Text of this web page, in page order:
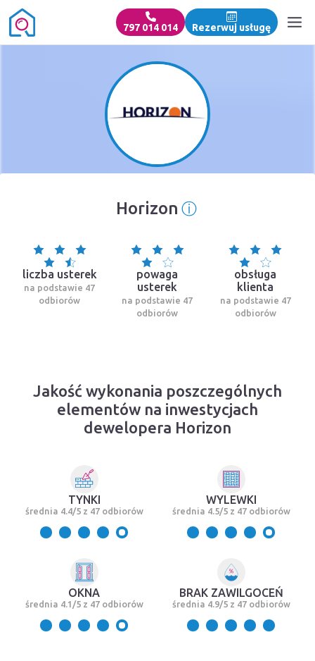
797 014 014 Rezerwuj usługę
Horizon ⓘInformacja o
liczba usterek
na podstawie 47
odbiorów
powaga
usterek
na podstawie 47
odbiorów
obsługa
klienta
na podstawie 47
odbiorów
Jakość wykonania poszczególnych
elementów na inwestycjach
dewelopera Horizon
TYNKI
średnia 4.4/5 z 47 odbiorów
WYLEWKI
średnia 4.5/5 z 47 odbiorów
OKNA
średnia 4.1/5 z 47 odbiorów
BRAK ZAWILGOCEŃ
średnia 4.9/5 z 47 odbiorów